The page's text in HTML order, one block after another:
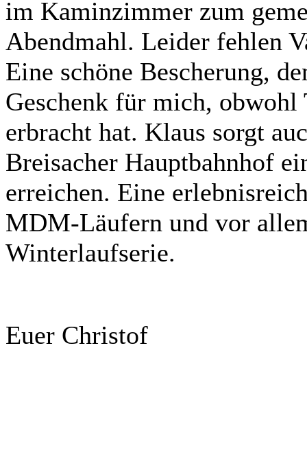
im Kaminzimmer zum
Abendmahl. Leider fehlen
Eine schöne Bescherung,
Geschenk für mich, obwohl
erbracht hat. Klaus sorgt
Breisacher Hauptbahnhof
erreichen. Eine
MDM-Läufern und vor
Winterlaufserie.
Euer Christof